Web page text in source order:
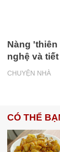
CHUYỆN NHÀ
Nàng
nghệ và
CÓ THỂ